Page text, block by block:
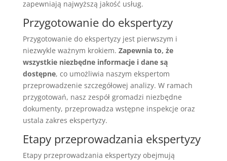
zapewniają najwyższą jakość usług.
Przygotowanie do ekspertyzy
Przygotowanie do ekspertyzy jest pierwszym i
niezwykle ważnym krokiem. Zapewnia to, że
wszystkie niezbędne informacje i dane są
dostępne, co umożliwia naszym ekspertom
przeprowadzenie szczegółowej analizy. W ramach
przygotowań, nasz zespół gromadzi niezbędne
dokumenty, przeprowadza wstępne inspekcje oraz
ustala zakres ekspertyzy.
Etapy przeprowadzania ekspertyzy
Etapy przeprowadzania ekspertyzy obejmują